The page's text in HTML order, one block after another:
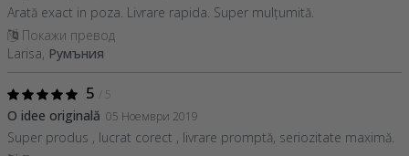
Arată exact in poza. Livrare rapida. Super mulțumită.
Покажи превод
Larisa, Румъния
5 / 5
O idee originală 05 Ноември 2019
Super produs , lucrat corect , livrare promptă, seriozitate maximă.